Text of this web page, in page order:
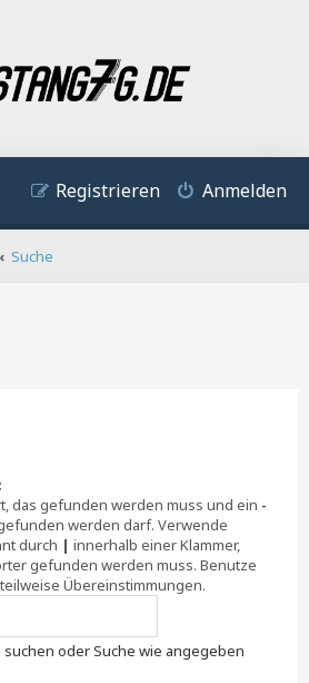
Anmelden
Registrieren
Suche
das gefunden werden muss und ein -
werden darf. Verwende
durch | innerhalb einer Klammer,
gefunden werden muss. Benutze
Übereinstimmungen.
oder Suche wie angegeben